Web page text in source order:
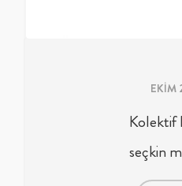
EKİM
Kolektif
seçkin